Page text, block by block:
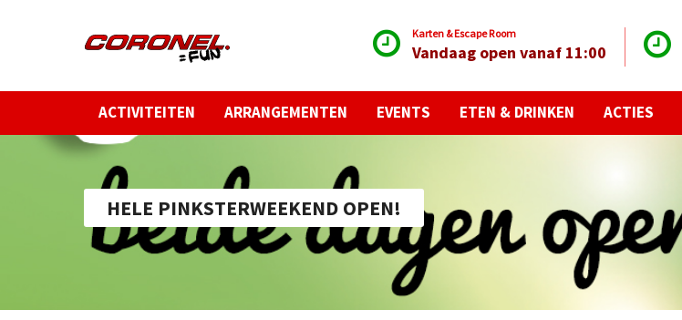
Karten & Escape Room
Vandaag open vanaf 11:00
ACTIVITEITEN ARRANGEMENTEN EVENTS ETEN & DRINKEN ACTIES
HELE PINKSTERWEEKEND OPEN!